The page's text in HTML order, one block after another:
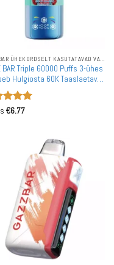
GAZZBAR ÜHEKORDSELT KASUTATAVAD VAPID
BAR Triple 60000 Puffs 3-ühes
Kasutatav Vape
€6.77